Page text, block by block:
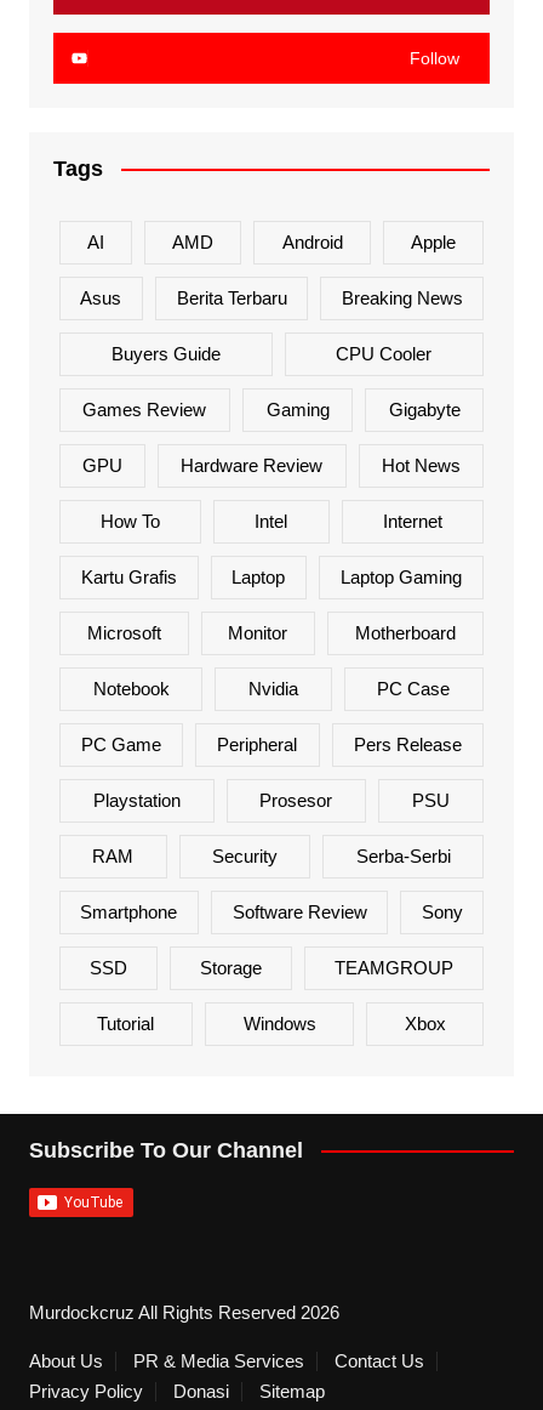
Follow
Tags
AI AMD Android Apple
Asus Berita Terbaru Breaking News
Buyers Guide CPU Cooler
Games Review Gaming Gigabyte
GPU Hardware Review Hot News
How To Intel Internet
Kartu Grafis Laptop Laptop Gaming
Microsoft Monitor Motherboard
Notebook Nvidia PC Case
PC Game Peripheral Pers Release
Playstation Prosesor PSU
RAM Security Serba-Serbi
Smartphone Software Review Sony
SSD Storage TEAMGROUP
Tutorial Windows Xbox
Subscribe To Our Channel
Murdockcruz All Rights Reserved 2026
About Us PR & Media Services
Contact Us
Privacy Policy
Donasi Sitemap